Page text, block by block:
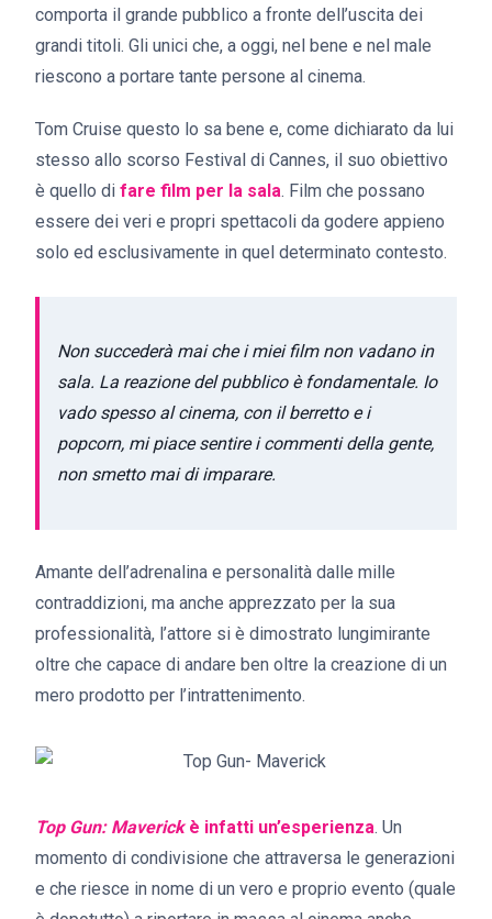
comporta il grande pubblico a fronte dell’uscita dei
grandi titoli. Gli unici che, a oggi, nel bene e nel male
riescono a portare tante persone al cinema.
Tom Cruise questo lo sa bene e, come dichiarato da lui
stesso allo scorso Festival di Cannes, il suo obiettivo
è quello di fare film per la sala. Film che possano
essere dei veri e propri spettacoli da godere appieno
solo ed esclusivamente in quel determinato contesto.
Non succederà mai che i miei film non vadano in
sala. La reazione del pubblico è fondamentale. Io
vado spesso al cinema, con il berretto e i
popcorn, mi piace sentire i commenti della gente,
non smetto mai di imparare.
Amante dell’adrenalina e personalità dalle mille
contraddizioni, ma anche apprezzato per la sua
professionalità, l’attore si è dimostrato lungimirante
oltre che capace di andare ben oltre la creazione di un
mero prodotto per l’intrattenimento.
Top Gun: Maverickè infatti un’esperienza. Un
momento di condivisione che attraversa le generazioni
e che riesce in nome di un vero e proprio evento (quale